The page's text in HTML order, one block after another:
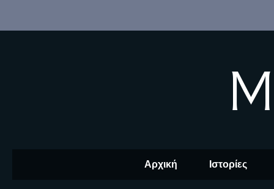
Αρχική Ιστορίες